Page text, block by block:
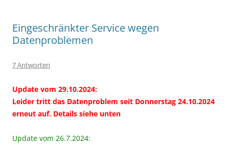
Eingeschränkter Service wegen
Datenproblemen
7 Antworten
Update vom 29.10.2024:
Leider tritt das Datenproblem seit Donnerstag 24.10.2024
erneut auf. Details siehe unten
Update vom 26.7.2024: